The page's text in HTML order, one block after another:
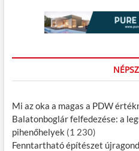
Mi az oka a magas a PDW
Balatonboglár felfedezése: a
pihenőhelyek (1 230)
Fenntartható építészet